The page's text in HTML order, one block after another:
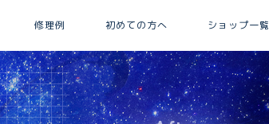
修理例 初めての方へ ショップ一覧